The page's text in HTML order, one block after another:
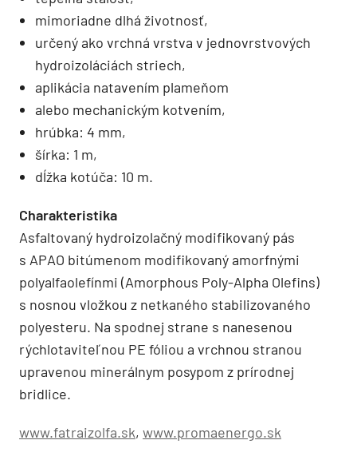
mimoriadne dlhá životnosť,
určený ako vrchná vrstva v jednovrstvových
hydroizoláciách striech,
aplikácia natavením plameňom
alebo mechanickým kotvením,
hrúbka: 4 mm,
šírka: 1 m,
dĺžka kotúča: 10 m.
Charakteristika
Asfaltovaný hydroizolačný modifikovaný pás
s APAO bitúmenom modifikovaný amorfnými
polyalfaolefínmi (Amorphous Poly-Alpha Olefins)
s nosnou vložkou z netkaného stabilizovaného
polyesteru. Na spodnej strane s nanesenou
rýchlotaviteľnou PE fóliou a vrchnou stranou
upravenou minerálnym posypom z prírodnej
bridlice.
www.fatraizolfa.sk, www.promaenergo.sk